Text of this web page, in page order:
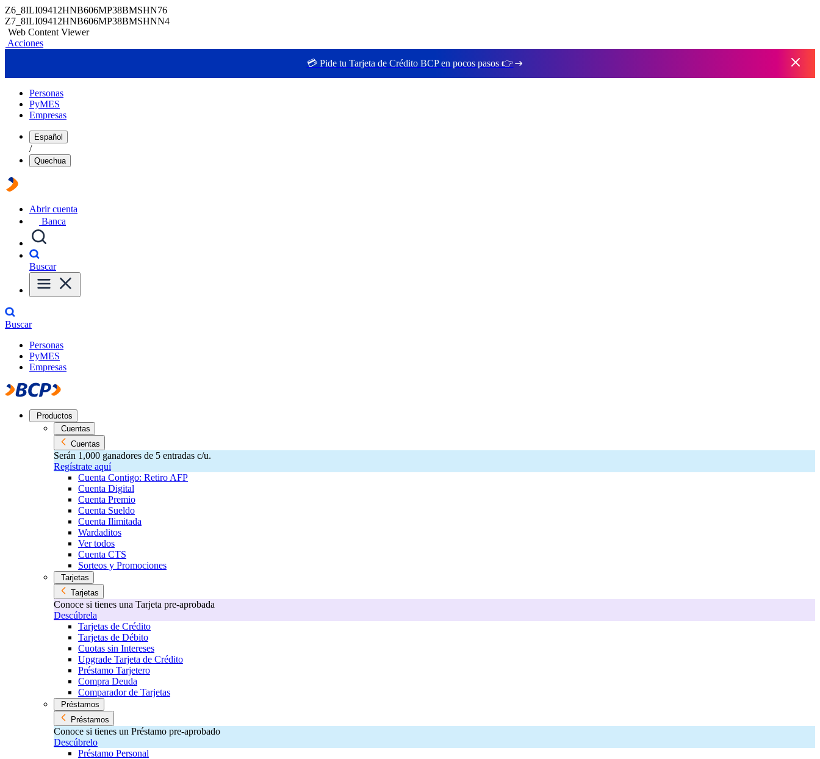
Z6_8ILI09412HNB606MP38BMSHN76
Z7_8ILI09412HNB606MP38BMSHNN4
Web Content Viewer
Acciones
💳 Pide tu Tarjeta de Crédito BCP en pocos pasos 👉
Personas
PyMES
Empresas
Español
/
Quechua
Abrir cuenta
Banca
Buscar
Buscar
Personas
PyMES
Empresas
Productos
Cuentas
Cuentas
Serán 1,000 ganadores de 5 entradas c/u.
Regístrate aquí
Cuenta Contigo: Retiro AFP
Cuenta Digital
Cuenta Premio
Cuenta Sueldo
Cuenta Ilimitada
Wardaditos
Ver todos
Cuenta CTS
Sorteos y Promociones
Tarjetas
Tarjetas
Conoce si tienes una Tarjeta pre-aprobada
Descúbrela
Tarjetas de Crédito
Tarjetas de Débito
Cuotas sin Intereses
Upgrade Tarjeta de Crédito
Préstamo Tarjetero
Compra Deuda
Comparador de Tarjetas
Préstamos
Préstamos
Conoce si tienes un Préstamo pre-aprobado
Descúbrelo
Préstamo Personal